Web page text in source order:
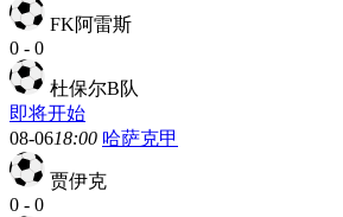
FK阿雷斯
0 - 0
杜保尔B队
即将开始
08-0618:00 哈萨克甲
贾伊克
0 - 0